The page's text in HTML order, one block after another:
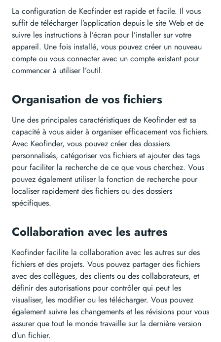
La configuration de Keofinder est rapide et facile. Il vous
suffit de télécharger l’application depuis le site Web et de
suivre les instructions à l’écran pour l’installer sur votre
appareil. Une fois installé, vous pouvez créer un nouveau
compte ou vous connecter avec un compte existant pour
commencer à utiliser l’outil.
Organisation de vos fichiers
Une des principales caractéristiques de Keofinder est sa
capacité à vous aider à organiser efficacement vos fichiers.
Avec Keofinder, vous pouvez créer des dossiers
personnalisés, catégoriser vos fichiers et ajouter des tags
pour faciliter la recherche de ce que vous cherchez. Vous
pouvez également utiliser la fonction de recherche pour
localiser rapidement des fichiers ou des dossiers
spécifiques.
Collaboration avec les autres
Keofinder facilite la collaboration avec les autres sur des
fichiers et des projets. Vous pouvez partager des fichiers
avec des collègues, des clients ou des collaborateurs, et
définir des autorisations pour contrôler qui peut les
visualiser, les modifier ou les télécharger. Vous pouvez
également suivre les changements et les révisions pour vous
assurer que tout le monde travaille sur la dernière version
d’un fichier.